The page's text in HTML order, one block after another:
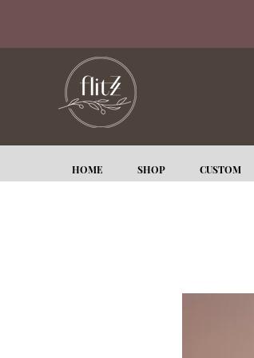
HOME SHOP CUSTOM